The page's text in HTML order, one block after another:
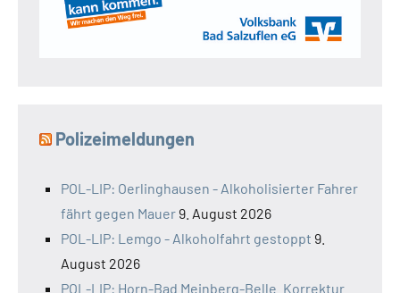
Polizeimeldungen
POL-LIP: Oerlinghausen - Alkoholisierter Fahrer
fährt gegen Mauer 9. August 2026
POL-LIP: Lemgo - Alkoholfahrt gestoppt 9.
August 2026
POL-LIP: Horn-Bad Meinberg-Belle. Korrektur